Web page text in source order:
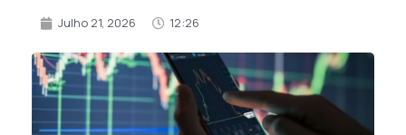
Julho 21, 2026 12:26